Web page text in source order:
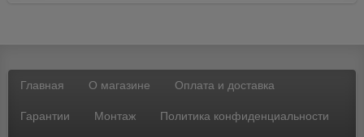
Главная О магазине Оплата и доставка
Гарантии Монтаж Политика конфиденциальности